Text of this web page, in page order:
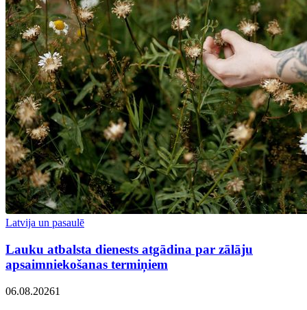
Latvija un pasaulē
Lauku atbalsta dienests atgādina par zālāju
apsaimniekošanas termiņiem
06.08.20261